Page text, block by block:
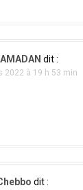
dit :
2022 à 19 h 53 min
dit :